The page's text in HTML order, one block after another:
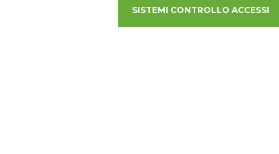
SISTEMI CONTROLLO ACCESSI